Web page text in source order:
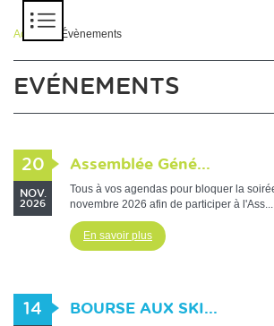
Accueil > Évènements
EVÉNEMENTS
20
NOV.
2026
Assemblée Géné...
Tous à vos agendas pour bloquer la
novembre 2026 afin de participer à l'Ass...
En savoir plus
14 BOURSE AUX SKI...